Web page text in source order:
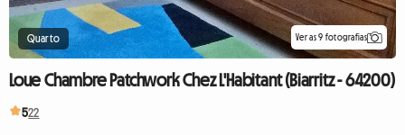
Quarto Ver as 9 fotografias
Loue Chambre Patchwork Chez L'Habitant (Biarritz - 64200)
522